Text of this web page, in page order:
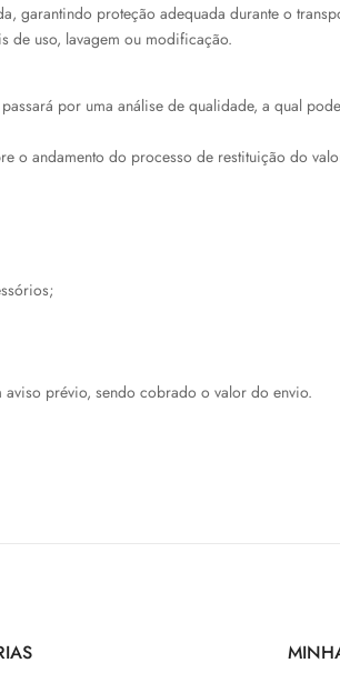
garantindo proteção adequada durante o
de uso, lavagem ou modificação.
por uma análise de qualidade, a qual
o andamento do processo de restituição do
prévio, sendo cobrado o valor do envio.